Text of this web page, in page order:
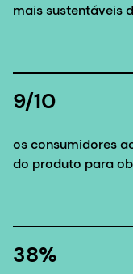
mais sustentáveis
9/10
os consumidores
do produto para
38%